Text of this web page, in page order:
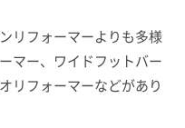
リフォーマーよりも多様
マー、ワイドフットバー
リフォーマーなどがあり